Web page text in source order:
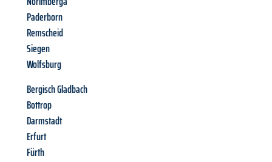
Paderborn
Remscheid
Siegen
Wolfsburg
Bergisch Gladbach
Bottrop
Darmstadt
Erfurt
Fürth